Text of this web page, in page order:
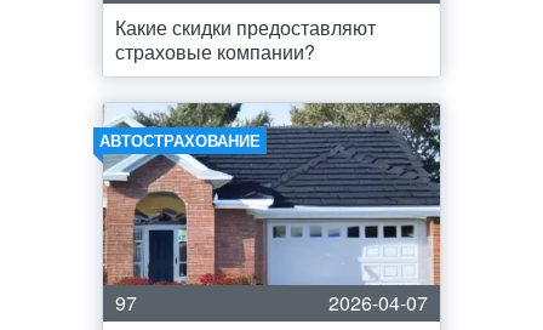
Какие скидки предоставляют
страховые компании?
АВТОСТРАХОВАНИЕ
97
2026-04-07